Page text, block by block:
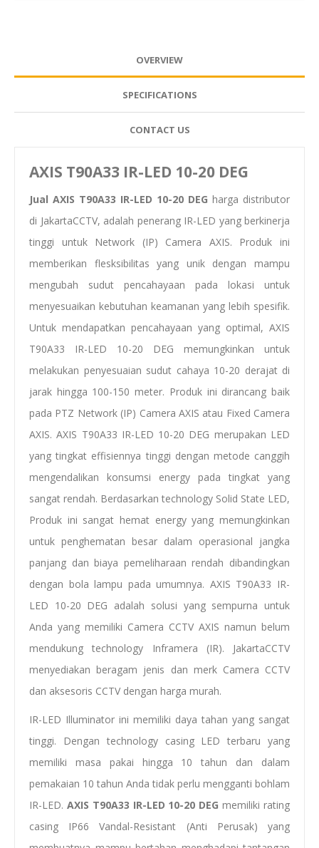
OVERVIEW
SPECIFICATIONS
CONTACT US
AXIS T90A33 IR-LED 10-20 DEG
Jual AXIS T90A33 IR-LED 10-20 DEG harga distributor
di JakartaCCTV, adalah penerang IR-LED yang berkinerja
tinggi untuk Network (IP) Camera AXIS. Produk ini
memberikan flesksibilitas yang unik dengan mampu
mengubah sudut pencahayaan pada lokasi untuk
menyesuaikan kebutuhan keamanan yang lebih spesifik.
Untuk mendapatkan pencahayaan yang optimal, AXIS
T90A33 IR-LED 10-20 DEG memungkinkan untuk
melakukan penyesuaian sudut cahaya 10-20 derajat di
jarak hingga 100-150 meter. Produk ini dirancang baik
pada PTZ Network (IP) Camera AXIS atau Fixed Camera
AXIS. AXIS T90A33 IR-LED 10-20 DEG merupakan LED
yang tingkat effisiennya tinggi dengan metode canggih
mengendalikan konsumsi energy pada tingkat yang
sangat rendah. Berdasarkan technology Solid State LED,
Produk ini sangat hemat energy yang memungkinkan
untuk penghematan besar dalam operasional jangka
panjang dan biaya pemeliharaan rendah dibandingkan
dengan bola lampu pada umumnya. AXIS T90A33 IR-
LED 10-20 DEG adalah solusi yang sempurna untuk
Anda yang memiliki Camera CCTV AXIS namun belum
mendukung technology Inframera (IR). JakartaCCTV
menyediakan beragam jenis dan merk Camera CCTV
dan aksesoris CCTV dengan harga murah.
IR-LED Illuminator ini memiliki daya tahan yang sangat
tinggi. Dengan technology casing LED terbaru yang
memiliki masa pakai hingga 10 tahun dan dalam
pemakaian 10 tahun Anda tidak perlu mengganti bohlam
IR-LED. AXIS T90A33 IR-LED 10-20 DEG memiliki rating
casing IP66 Vandal-Resistant (Anti Perusak) yang